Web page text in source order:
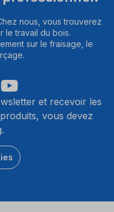
nous, vous trouverez
le travail du bois.
sur le fraisage, le
et recevoir les
vous devez